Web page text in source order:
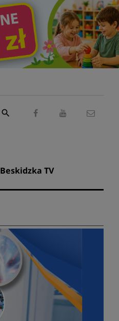
Wyszukaj:
search
Beskidzka TV